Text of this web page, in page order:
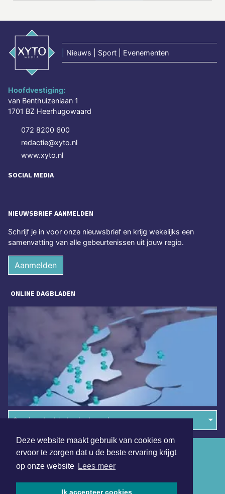
Deze website maakt gebruik van cookies om
ervoor te zorgen dat u de beste ervaring krijgt
op onze website Lees meer
Ik accepteer cookies
Nieuws | Sport | Evenementen
Hoofdvestiging:
van Benthuizenlaan 1
1701 BZ Heerhugowaard
072 8200 600
redactie@xyto.nl
www.xyto.nl
SOCIAL MEDIA
NIEUWSBRIEF AANMELDEN
Schrijf je in voor onze nieuwsbrief en krijg wekelijks een
samenvatting van alle gebeurtenissen uit jouw regio.
Aanmelden
ONLINE DAGBLADEN
Overige dagbladen in de regio
Algemene voorwaarden
Disclaimer